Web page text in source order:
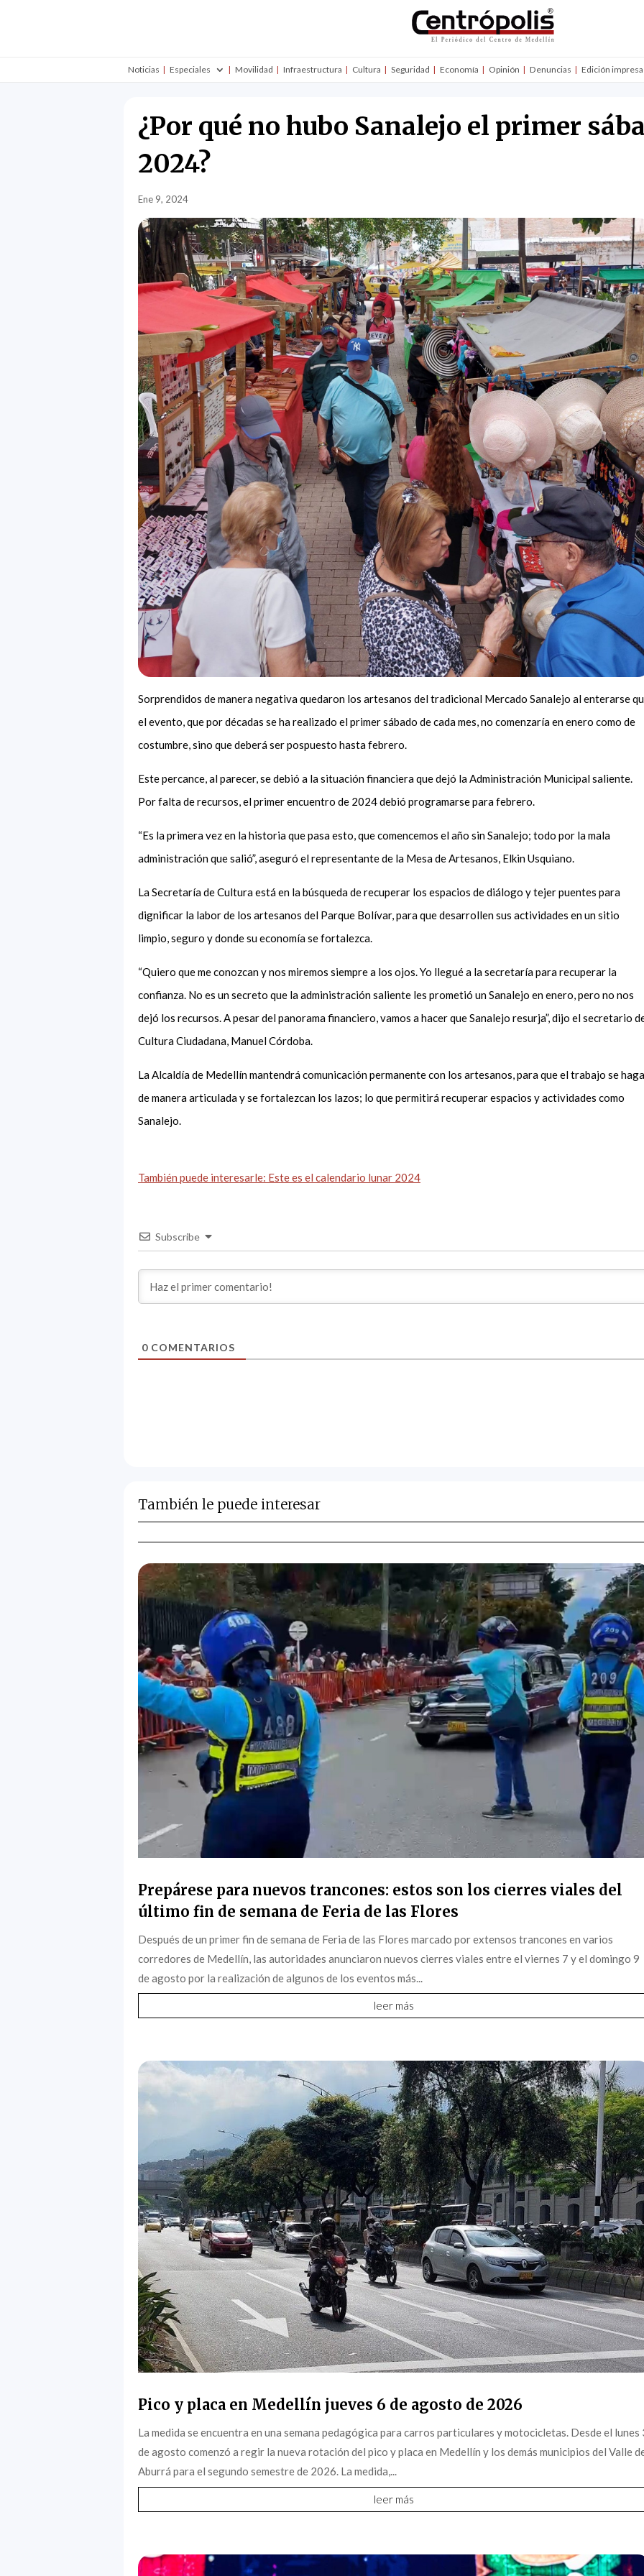
Noticias Especiales Movilidad Infraestructura Cultura Seguridad Economía Opinión Denuncias Edición impresa
¿Por qué no hubo Sanalejo el primer
2024?
Ene 9, 2024
Sorprendidos de manera negativa quedaron los artesanos del tradicional Mercado Sanalejo al enterarse
el evento, que por décadas se ha realizado el primer sábado de cada mes, no comenzaría en enero como de
costumbre, sino que deberá ser pospuesto hasta febrero.
Este percance, al parecer, se debió a la situación financiera que dejó la Administración Municipal saliente.
Por falta de recursos, el primer encuentro de 2024 debió programarse para febrero.
“Es la primera vez en la historia que pasa esto, que comencemos el año sin Sanalejo; todo por la mala
administración que salió”, aseguró el representante de la Mesa de Artesanos, Elkin Usquiano.
La Secretaría de Cultura está en la búsqueda de recuperar los espacios de diálogo y tejer puentes para
dignificar la labor de los artesanos del Parque Bolívar, para que desarrollen sus actividades en un sitio
limpio, seguro y donde su economía se fortalezca.
“Quiero que me conozcan y nos miremos siempre a los ojos. Yo llegué a la secretaría para recuperar la
confianza. No es un secreto que la administración saliente les prometió un Sanalejo en enero, pero no nos
dejó los recursos. A pesar del panorama financiero, vamos a hacer que Sanalejo resurja”, dijo el secretario
Cultura Ciudadana, Manuel Córdoba.
La Alcaldía de Medellín mantendrá comunicación permanente con los artesanos, para que el trabajo se haga
de manera articulada y se fortalezcan los lazos; lo que permitirá recuperar espacios y actividades como
Sanalejo.
También puede interesarle: Este es el calendario lunar 2024
Subscribe
0 COMENTARIOS
También le puede interesar
Prepárese para nuevos trancones: estos son los cierres viales del
último fin de semana de Feria de las Flores
Después de un primer fin de semana de Feria de las Flores marcado por extensos trancones en varios
corredores de Medellín, las autoridades anunciaron nuevos cierres viales entre el viernes 7 y el domingo 9
de agosto por la realización de algunos de los eventos más...
leer más
Pico y placa en Medellín jueves 6 de agosto de 2026
La medida se encuentra en una semana pedagógica para carros particulares y motocicletas. Desde el lunes
de agosto comenzó a regir la nueva rotación del pico y placa en Medellín y los demás municipios del Valle
Aburrá para el segundo semestre de 2026. La medida,...
leer más